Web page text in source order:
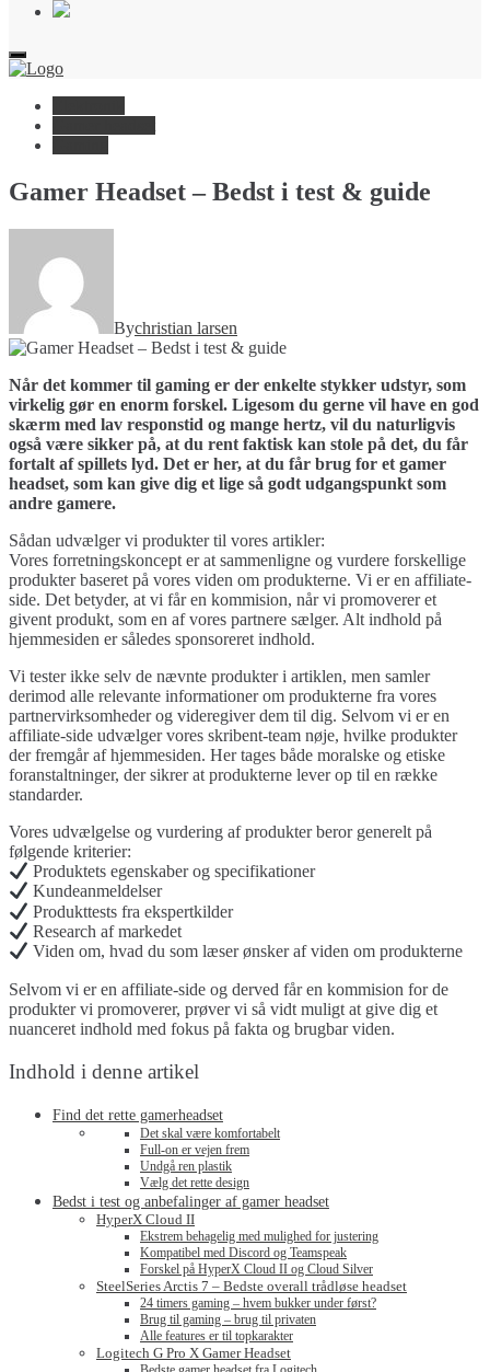
Gamer Headset – Bedst i test & guide
Bychristian larsen
Når det kommer til gaming er der enkelte stykker udstyr, som
virkelig gør en enorm forskel. Ligesom du gerne vil have en god
skærm med lav responstid og mange hertz, vil du naturligvis
også være sikker på, at du rent faktisk kan stole på det, du får
fortalt af spillets lyd. Det er her, at du får brug for et gamer
headset, som kan give dig et lige så godt udgangspunkt som
andre gamere.
Sådan udvælger vi produkter til vores artikler:
Vores forretningskoncept er at sammenligne og vurdere forskellige
produkter baseret på vores viden om produkterne. Vi er en affiliate-
side. Det betyder, at vi får en kommision, når vi promoverer et
givent produkt, som en af vores partnere sælger. Alt indhold på
hjemmesiden er således sponsoreret indhold.
Vi tester ikke selv de nævnte produkter i artiklen, men samler
derimod alle relevante informationer om produkterne fra vores
partnervirksomheder og videregiver dem til dig. Selvom vi er en
affiliate-side udvælger vores skribent-team nøje, hvilke produkter
der fremgår af hjemmesiden. Her tages både moralske og etiske
foranstaltninger, der sikrer at produkterne lever op til en række
standarder.
Vores udvælgelse og vurdering af produkter beror generelt på
følgende kriterier:
Produktets egenskaber og specifikationer
Kundeanmeldelser
Produkttests fra ekspertkilder
Research af markedet
Viden om, hvad du som læser ønsker af viden om produkterne
Selvom vi er en affiliate-side og derved får en kommision for de
produkter vi promoverer, prøver vi så vidt muligt at give dig et
nuanceret indhold med fokus på fakta og brugbar viden.
Indhold i denne artikel
Find det rette gamerheadset
Det skal være komfortabelt
Full-on er vejen frem
Undgå ren plastik
Vælg det rette design
Bedst i test og anbefalinger af gamer headset
HyperX Cloud II
Ekstrem behagelig med mulighed for justering
Kompatibel med Discord og Teamspeak
Forskel på HyperX Cloud II og Cloud Silver
SteelSeries Arctis 7 – Bedste overall trådløse headset
24 timers gaming – hvem bukker under først?
Brug til gaming – brug til privaten
Alle features er til topkarakter
Logitech G Pro X Gamer Headset